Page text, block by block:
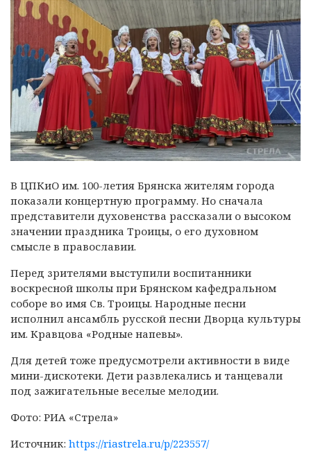
В ЦПКиО им. 100-летия Брянска жителям города
показали концертную программу. Но сначала
представители духовенства рассказали о высоком
значении праздника Троицы, о его духовном
смысле в православии.
Перед зрителями выступили воспитанники
воскресной школы при Брянском кафедральном
соборе во имя Св. Троицы. Народные песни
исполнил ансамбль русской песни Дворца культуры
им. Кравцова «Родные напевы».
Для детей тоже предусмотрели активности в виде
мини-дискотеки. Дети развлекались и танцевали
под зажигательные веселые мелодии.
Фото: РИА «Стрела»
Источник: https://riastrela.ru/p/223557/